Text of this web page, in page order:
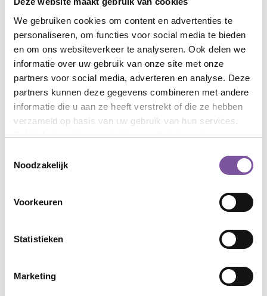
We gebruiken cookies om content en advertenties te
personaliseren, om functies voor social media te bieden
en om ons websiteverkeer te analyseren. Ook delen we
informatie over uw gebruik van onze site met onze
partners voor social media, adverteren en analyse. Deze
partners kunnen deze gegevens combineren met andere
informatie die u aan ze heeft verstrekt of die ze hebben
verzameld op basis van uw gebruik van hun services.
Bekijk hetcookieoverzichtvoor alle informatie.
Noodzakelijk
Voorkeuren
Statistieken
Marketing
Gerelateerde bestanden
Meer informatie? Lees onzefolder.
De beschikbarejaarrekeningkunt u hier inzien.
Hetbeleidsplan voor 2023-2024 leest u hier.
Vriendenstichting helpen?
Wilt u onze vriendenstichtingen helpen, dan kan
dat met een financiële bijdrage op een van
bepaalde voorwaarden fiscaal aftrekbaar is.
NL95 RABO 0142 6286 97